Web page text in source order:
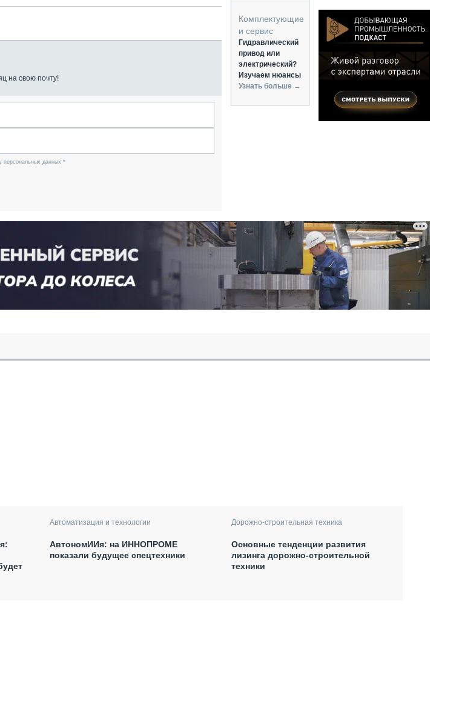
на свою почту!
персональных данных *
Комплектующие
и сервис
Гидравлический
привод или
электрический?
Изучаем нюансы
Узнать больше →
Автоматизация и технологии
АвтономИИя: на ИННОПРОМЕ
показали будущее спецтехники
Дорожно-строительная техника
Основные тенденции развития
лизинга дорожно-строительной
техники